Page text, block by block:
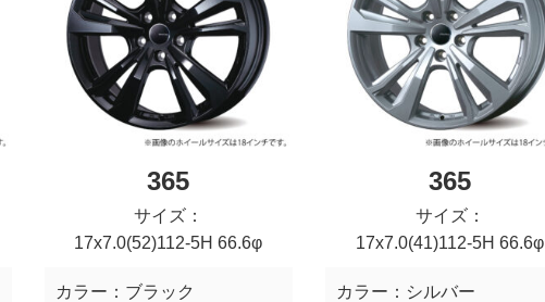
365
サイズ：
17x7.0(52)112-5H 66.6φ
カラー： ブラック
365
サイズ：
17x7.0(41)112-5H 66.6φ
カラー： シルバー